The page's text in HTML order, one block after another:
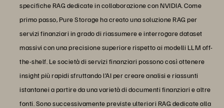
specifiche RAG dedicate in collaborazione con NVIDIA. Come
primo passo, Pure Storage ha creato una soluzione RAG per
servizi finanziari in grado di riassumere e interrogare dataset
massivi con una precisione superiore rispetto ai modelli LLM off-
the-shelf. Le società di servizi finanziari possono così ottenere
insight più rapidi sfruttando l’AI per creare analisi e riassunti
istantanei a partire da una varietà di documenti finanziari e altre
fonti. Sono successivamente previste ulteriori RAG dedicate alla